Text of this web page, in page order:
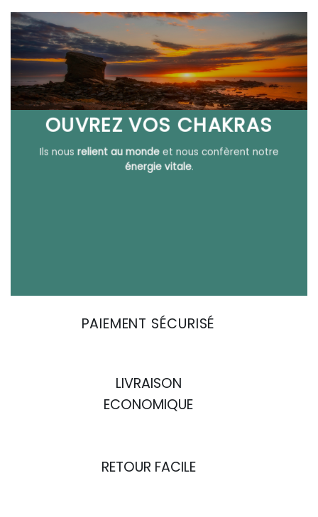
OUVREZ VOS CHAKRAS
Ils nous relient au mondeet nous confèrent notre
énergie vitale.
PAIEMENT SÉCURISÉ
LIVRAISON
ECONOMIQUE
RETOUR FACILE